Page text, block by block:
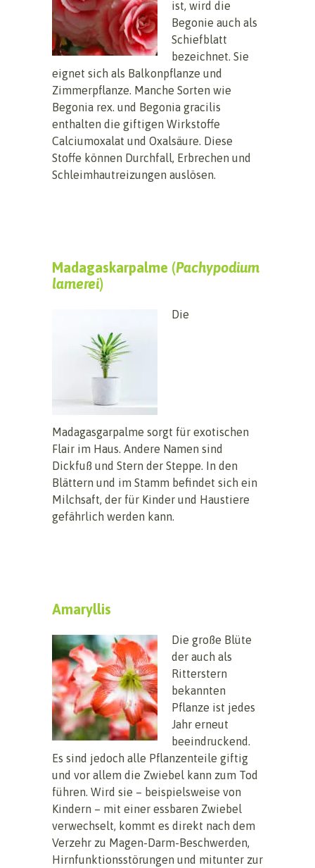
ist, wird die
Begonie auch als
Schiefblatt
bezeichnet. Sie
eignet sich als Balkonpflanze und
Zimmerpflanze. Manche Sorten wie
Begonia rex. und Begonia gracilis
enthalten die giftigen Wirkstoffe
Calciumoxalat und Oxalsäure. Diese
Stoffe können Durchfall, Erbrechen und
Schleimhautreizungen auslösen.
Madagaskarpalme (Pachypodium
lamerei)
Die
Madagasgarpalme sorgt für exotischen
Flair im Haus. Andere Namen sind
Dickfuß und Stern der Steppe. In den
Blättern und im Stamm befindet sich ein
Milchsaft, der für Kinder und Haustiere
gefährlich werden kann.
Amaryllis
Die große Blüte
der auch als
Ritterstern
bekannten
Pflanze ist jedes
Jahr erneut
beeindruckend.
Es sind jedoch alle Pflanzenteile giftig
und vor allem die Zwiebel kann zum Tod
führen. Wird sie – beispielsweise von
Kindern – mit einer essbaren Zwiebel
verwechselt, kommt es direkt nach dem
Verzehr zu Magen-Darm-Beschwerden,
Hirnfunktionsstörungen und mitunter zur